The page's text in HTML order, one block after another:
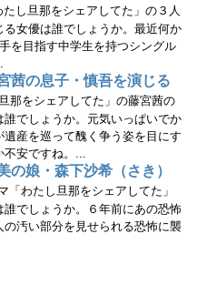
し旦那をシェアしてた」の３人
女優は誰でしょうか。最近何か
を目指す中学生を持つシングル
茜の息子・慎吾を演じる
那をシェアしてた」の藤宮茜の
でしょうか。元気いっぱいでか
産を巡って醜く争う姿を目にす
安ですね。...
の娘・森下沙希（さき）
「わたし旦那をシェアしてた」
でしょうか。６年前にあの恐怖
汚い部分を見せられる恐怖に襲